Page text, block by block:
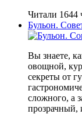
Читали 1644
Бульон.
Вы знаете,
овощной,
секреты от
сложного, а
прозрачный,